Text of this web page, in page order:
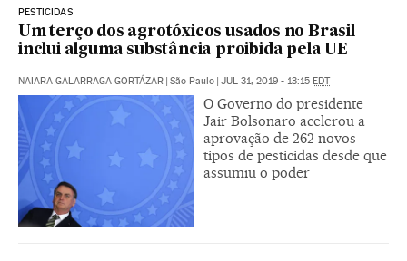
PESTICIDAS
Um terço dos agrotóxicos usados no Brasil
inclui alguma substância proibida pela UE
NAIARA GALARRAGA GORTÁZAR | São Paulo | JUL 31, 2019 - 13:15 EDT
O Governo do presidente
Jair Bolsonaro acelerou a
aprovação de 262 novos
tipos de pesticidas desde que
assumiu o poder